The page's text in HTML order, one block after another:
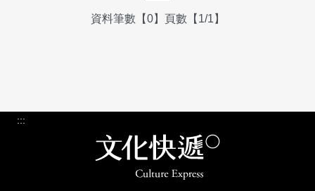
資料筆數【0】頁數【1/1】
:::